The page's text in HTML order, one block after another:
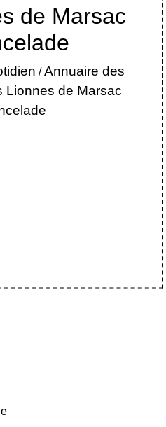
de Marsac
/Annuaire des
Lionnes de Marsac